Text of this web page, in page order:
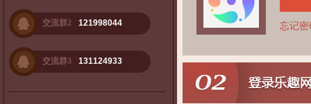
交流群2 121998044
交流群3 131124933
忘记密